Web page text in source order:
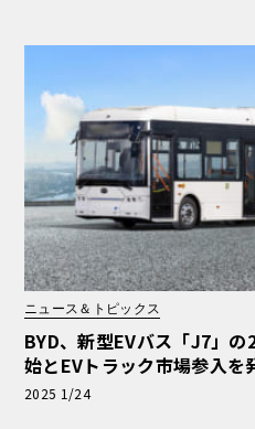
ニュース＆トピックス
BYD、新型EVバス「J7」の
始とEVトラック市場参入を
ふれる商用EV車両の販売を
2025 1/24